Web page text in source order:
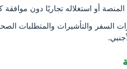
أو استغلاله تجاريًا دون موافقة